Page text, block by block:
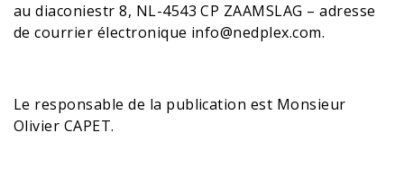
au diaconiestr 8, NL-4543 CP ZAAMSLAG – adresse
de courrier électronique info@nedplex.com.
Le responsable de la publication est Monsieur
Olivier CAPET.